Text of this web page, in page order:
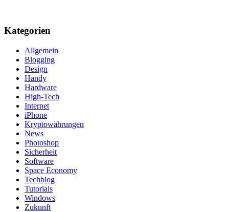
Kategorien
Allgemein
Blogging
Design
Handy
Hardware
High-Tech
Internet
iPhone
Kryptowährungen
News
Photoshop
Sicherheit
Software
Space Economy
Techblog
Tutorials
Windows
Zukunft